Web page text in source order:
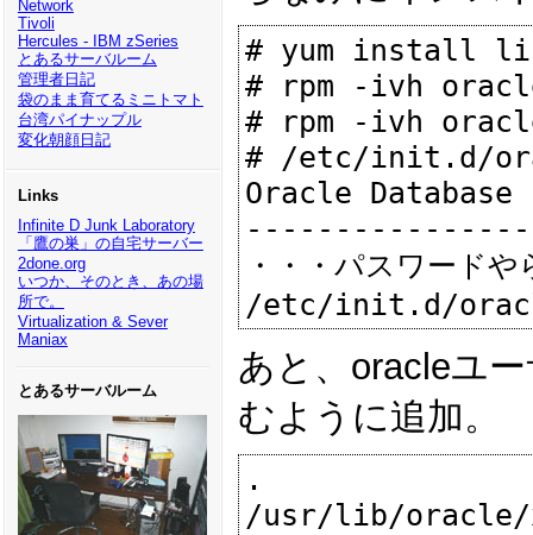
Network
Tivoli
Hercules - IBM zSeries
とあるサーバルーム
管理者日記
袋のまま育てるミニトマト
台湾パイナップル
変化朝顔日記
Links
Infinite D Junk Laboratory
「鷹の巣」の自宅サーバー
2done.org
いつか、そのとき、あの場
所で。
Virtualization & Sever
Maniax
とあるサーバルーム
# yum install
# rpm -ivh
# rpm -ivh
# /etc/init.d/
Oracle
・・・パスワードや
あと、oracleユ
むように追加。
.
/usr/lib/oracle/